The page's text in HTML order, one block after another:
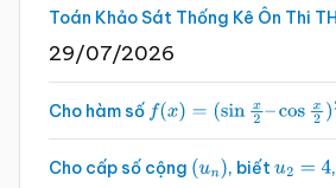
Toán Khảo Sát Thống Kê Ôn Thi
29/07/2026
Cho hàm số f(x)=(sinx2 –cosx2 )2
Cho cấp số cộng (un), biếtu2 =4 ,